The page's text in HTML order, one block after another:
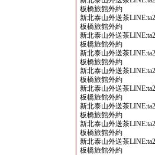
板橋旅館外約
新北泰山外送茶
板橋旅館外約
新北泰山外送茶
板橋旅館外約
新北泰山外送茶
板橋旅館外約
新北泰山外送茶
板橋旅館外約
新北泰山外送茶
板橋旅館外約
新北泰山外送茶
板橋旅館外約
新北泰山外送茶
板橋旅館外約
新北泰山外送茶
板橋旅館外約